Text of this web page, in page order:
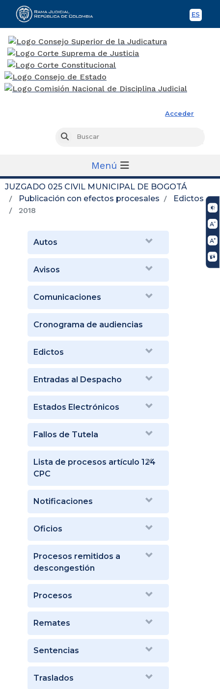
ES
Acceder
Buscar
Menú
JUZGADO 025 CIVIL MUNICIPAL DE BOGOTÁ
Publicación con efectos procesales
Edictos
2018
Autos
Avisos
Comunicaciones
Cronograma de audiencias
Edictos
Entradas al Despacho
Estados Electrónicos
Fallos de Tutela
Lista de procesos artículo 124
CPC
Notificaciones
Oficios
Procesos remitidos a
descongestión
Procesos
Remates
Sentencias
Traslados